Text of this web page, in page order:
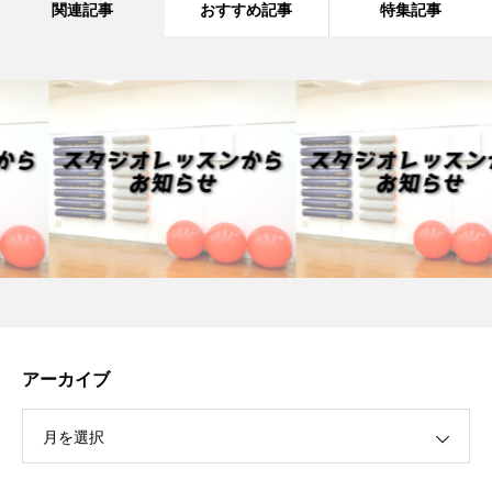
関連記事 おすすめ記事 特集記事
アーカイブ
月を選択